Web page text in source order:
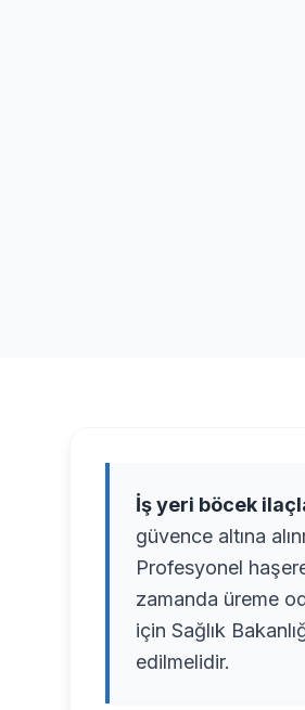
İş yeri böcek
güvence altına
Profesyonel
zamanda üreme
için Sağlık
edilmelidir.